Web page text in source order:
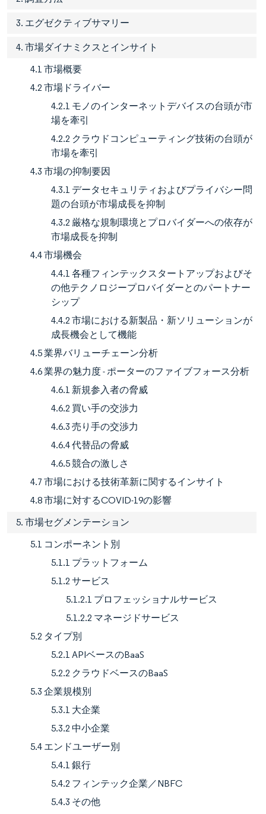
3. エグゼクティブサマリー
4. 市場ダイナミクスとインサイト
4.1 市場概要
4.2 市場ドライバー
4.2.1 モノのインターネットデバイスの台頭が市
場を牽引
4.2.2 クラウドコンピューティング技術の台頭が
市場を牽引
4.3 市場の抑制要因
4.3.1 データセキュリティおよびプライバシー問
題の台頭が市場成長を抑制
4.3.2 厳格な規制環境とプロバイダーへの依存が
市場成長を抑制
4.4 市場機会
4.4.1 各種フィンテックスタートアップおよびそ
の他テクノロジープロバイダーとのパートナー
シップ
4.4.2 市場における新製品・新ソリューションが
成長機会として機能
4.5 業界バリューチェーン分析
4.6 業界の魅力度 - ポーターのファイブフォース分析
4.6.1 新規参入者の脅威
4.6.2 買い手の交渉力
4.6.3 売り手の交渉力
4.6.4 代替品の脅威
4.6.5 競合の激しさ
4.7 市場における技術革新に関するインサイト
4.8 市場に対するCOVID-19の影響
5. 市場セグメンテーション
5.1 コンポーネント別
5.1.1 プラットフォーム
5.1.2 サービス
5.1.2.1 プロフェッショナルサービス
5.1.2.2 マネージドサービス
5.2 タイプ別
5.2.1 APIベースのBaaS
5.2.2 クラウドベースのBaaS
5.3 企業規模別
5.3.1 大企業
5.3.2 中小企業
5.4 エンドユーザー別
5.4.1 銀行
5.4.2 フィンテック企業／NBFC
5.4.3 その他